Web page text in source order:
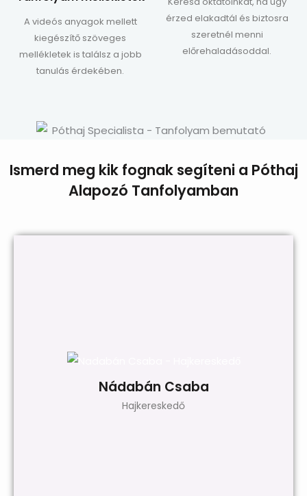
A videós anyagok mellett
kiegészítő szöveges
mellékletek is találsz a jobb
tanulás érdekében.
érzed elakadtál és biztosra
szeretnél menni
előrehaladásoddal.
Ismerd meg kik fognak segíteni a Póthaj
Alapozó Tanfolyamban
Nádabán Csaba
Hajkereskedő